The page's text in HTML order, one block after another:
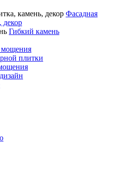
Фасадная
декор
Гибкий камень
мощения
плитки